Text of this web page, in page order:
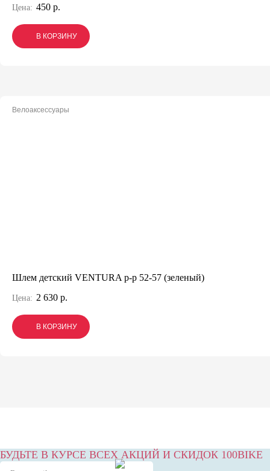
Цена: 450 р.
В КОРЗИНУ
В КОРЗИНУ
В КОРЗИНУ
Велоаксессуары
Шлем детский VENTURA р-р 52-57 (зеленый)
Цена: 2 630 р.
В КОРЗИНУ
В КОРЗИНУ
В КОРЗИНУ
БУДЬТЕ В КУРСЕ ВСЕХ АКЦИЙ И СКИДОК 100BIKE